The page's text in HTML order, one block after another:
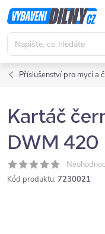
Přejít
na
obsah
Příslušenství pro mycí a
Kartáč
DWM 420
Kód produktu: 7230021